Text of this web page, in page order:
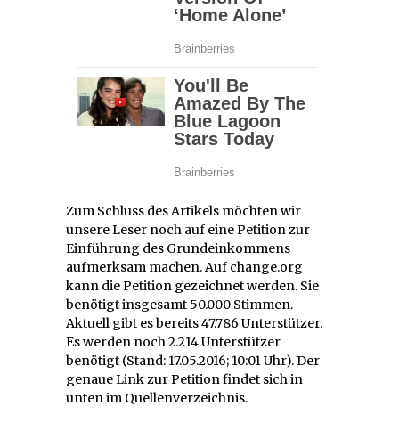
Zum Schluss des Artikels möchten wir
unsere Leser noch auf eine Petition zur
Einführung des Grundeinkommens
aufmerksam machen. Auf change.org
kann die Petition gezeichnet werden. Sie
benötigt insgesamt 50.000 Stimmen.
Aktuell gibt es bereits 47.786 Unterstützer.
Es werden noch 2.214 Unterstützer
benötigt (Stand: 17.05.2016; 10:01 Uhr). Der
genaue Link zur Petition findet sich in
unten im Quellenverzeichnis.